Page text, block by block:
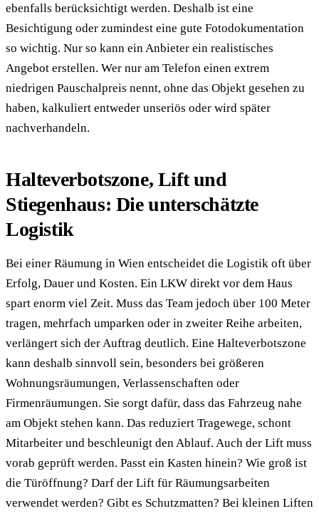
ebenfalls berücksichtigt werden. Deshalb ist eine
Besichtigung oder zumindest eine gute Fotodokumentation
so wichtig. Nur so kann ein Anbieter ein realistisches
Angebot erstellen. Wer nur am Telefon einen extrem
niedrigen Pauschalpreis nennt, ohne das Objekt gesehen zu
haben, kalkuliert entweder unseriös oder wird später
nachverhandeln.
Halteverbotszone, Lift und
Stiegenhaus: Die unterschätzte
Logistik
Bei einer Räumung in Wien entscheidet die Logistik oft über
Erfolg, Dauer und Kosten. Ein LKW direkt vor dem Haus
spart enorm viel Zeit. Muss das Team jedoch über 100 Meter
tragen, mehrfach umparken oder in zweiter Reihe arbeiten,
verlängert sich der Auftrag deutlich. Eine Halteverbotszone
kann deshalb sinnvoll sein, besonders bei größeren
Wohnungsräumungen, Verlassenschaften oder
Firmenräumungen. Sie sorgt dafür, dass das Fahrzeug nahe
am Objekt stehen kann. Das reduziert Tragewege, schont
Mitarbeiter und beschleunigt den Ablauf. Auch der Lift muss
vorab geprüft werden. Passt ein Kasten hinein? Wie groß ist
die Türöffnung? Darf der Lift für Räumungsarbeiten
verwendet werden? Gibt es Schutzmatten? Bei kleinen Liften